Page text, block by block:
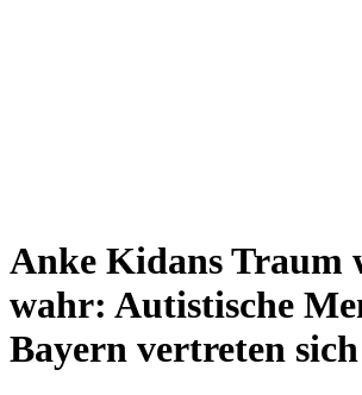
Anke Kidans Traum
wahr: Autistische
Bayern vertreten